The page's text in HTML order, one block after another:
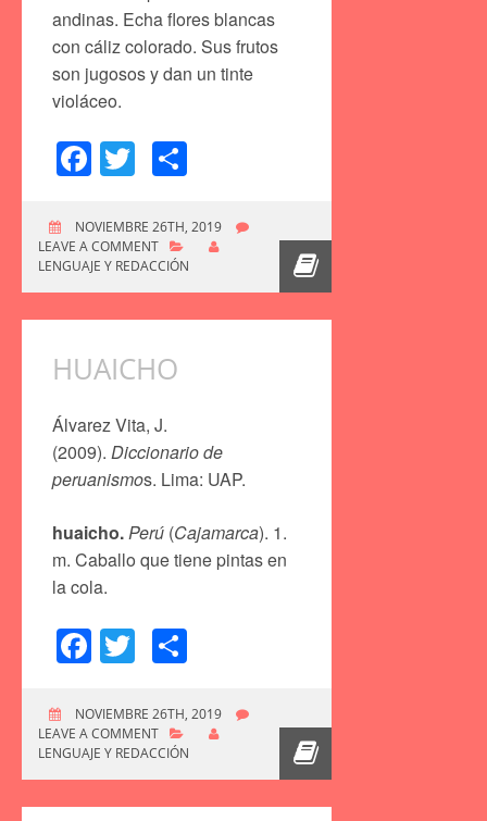
andinas. Echa flores blancas
con cáliz colorado. Sus frutos
son jugosos y dan un tinte
violáceo.
Facebook
Twitter
NOVIEMBRE 26TH, 2019
LEAVE A COMMENT
LENGUAJE Y REDACCIÓN
HUAICHO
Álvarez Vita, J.
(2009). Diccionario de
peruanismos. Lima: UAP.
huaicho.Perú (Cajamarca). 1.
m. Caballo que tiene pintas en
la cola.
Facebook
Twitter
NOVIEMBRE 26TH, 2019
LEAVE A COMMENT
LENGUAJE Y REDACCIÓN